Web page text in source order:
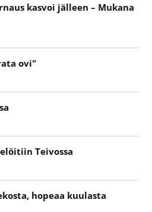
kasvoi jälleen – Mukana
ovi"
Teivossa
hopeaa kuulasta